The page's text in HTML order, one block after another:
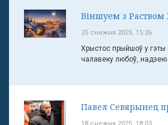
Віншуем з
25 снежня 2025, 15:26
Хрыстос прыйшоў у гэты
чалавеку любоў, надзею
Павел Севярынец